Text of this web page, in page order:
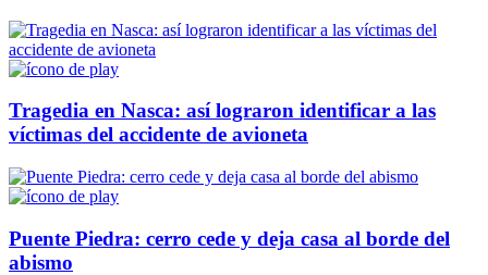
Tragedia en Nasca: así lograron identificar a las
víctimas del accidente de avioneta
Puente Piedra: cerro cede y deja casa al borde del
abismo